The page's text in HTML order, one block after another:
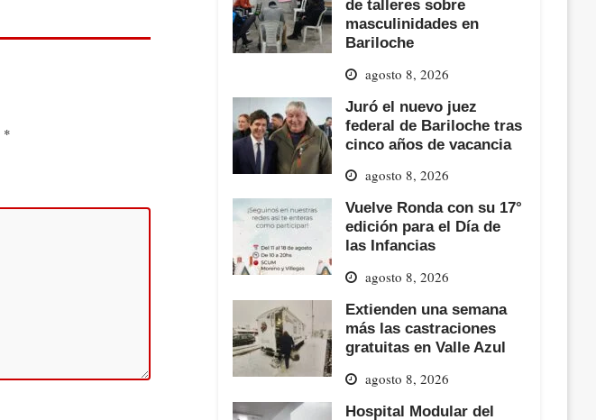
*
de talleres sobre
masculinidades en
Bariloche
agosto 8, 2026
Juró el nuevo juez
federal de Bariloche tras
cinco años de vacancia
agosto 8, 2026
Vuelve Ronda con su 17°
edición para el Día de
las Infancias
agosto 8, 2026
Extienden una semana
más las castraciones
gratuitas en Valle Azul
agosto 8, 2026
Hospital Modular del